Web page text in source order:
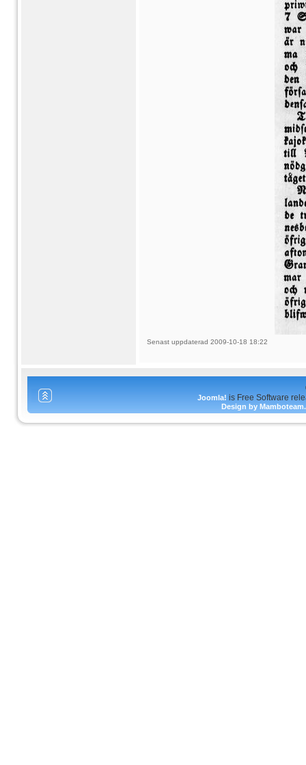
Senast uppdaterad 2009-10-18 18:22
Joomla! is Free Software
Design by